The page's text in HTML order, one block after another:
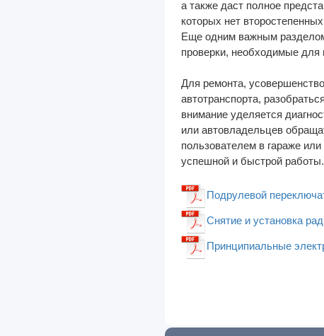
а также даст полное
которых нет
Еще одним важным разделом
проверки, необходимые
Для ремонта,
автотранспорта,
внимание уделяется
или автовладельцев
пользователем в гараже
успешной и быстрой
Подрулевой
Снятие и установка
Принципиальные